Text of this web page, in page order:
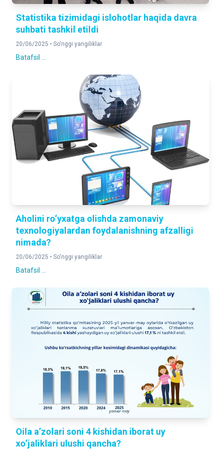
Statistika tizimidagi islohotlar haqida davra
suhbati tashkil etildi
20/06/2025 • So'nggi yangiliklar
Batafsil ...
Aholini ro‘yxatga olishda zamonaviy
texnologiyalardan foydalanishning afzalligi
nimada?
20/06/2025 • So'nggi yangiliklar
Batafsil ...
Oila a’zolari soni 4 kishidan iborat uy
xo‘jaliklari ulushi qancha?